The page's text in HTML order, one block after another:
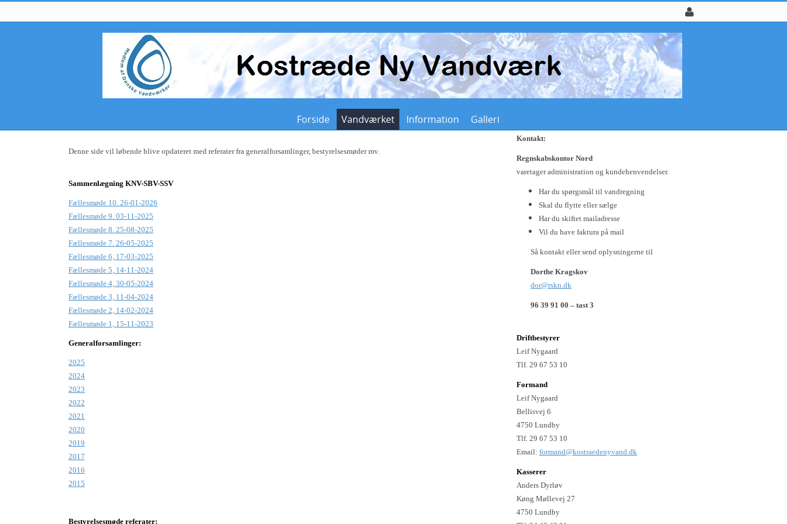
Forside Vandværket Information Galleri
Denne side vil løbende blive opdateret med referater fra generalforsamlinger, bestyrelsesmøder mv.
Sammenlægning KNV-SBV-SSV
Fællesmøde 10. 26-01-2026
Fællesmøde 9. 03-11-2025
Fællesmøde 8. 25-08-2025
Fællesmøde 7. 26-05-2025
Fællesmøde 6, 17-03-2025
Fællesmøde 5, 14-11-2024
Fællesmøde 4, 30-05-2024
Fællesmøde 3, 11-04-2024
Fællesmøde 2, 14-02-2024
Fællesmøde 1, 15-11-2023
Generalforsamlinger:
2025
2024
2023
2022
2021
2020
2019
2017
2016
2015
Bestyrelsesmøde referater:
Kontakt:
Regnskabskontor Nord
varetager administration og kundehenvendelser.
Har du spørgsmål til vandregning
Skal du flytte eller sælge
Har du skiftet mailadresse
Vil du have faktura på mail
Så kontakt eller send oplysningerne til
Dorthe Kragskov
dor@rskn.dk
96 39 91 00 – tast 3
Driftbestyrer
Leif Nygaard
Tlf. 29 67 53 10
Formand
Leif Nygaard
Bellisvej 6
4750 Lundby
Tlf. 29 67 53 10
Email: formand@kostraedenyvand.dk
Kasserer
Anders Dyrløv
Køng Møllevej 27
4750 Lundby